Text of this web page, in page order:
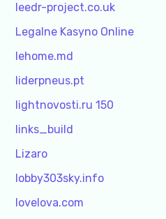
leedr-project.co.uk
Legalne Kasyno Online
lehome.md
liderpneus.pt
lightnovosti.ru 150
links_build
Lizaro
lobby303sky.info
lovelova.com